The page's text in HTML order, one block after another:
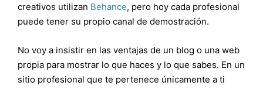
creativos utilizan Behance, pero hoy cada profesional
puede tener su propio canal de demostración.
No voy a insistir en las ventajas de un blog o una web
propia para mostrar lo que haces y lo que sabes. En un
sitio profesional que te pertenece únicamente a ti